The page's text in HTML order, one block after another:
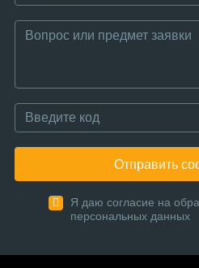
Отправить
Я даю согласие на
персональных данных